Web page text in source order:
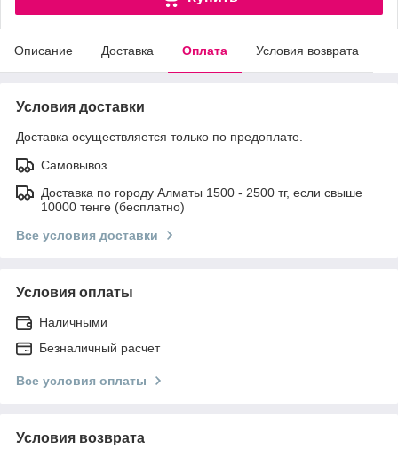
Описание Доставка Оплата Условия возврата
Условия доставки
Доставка осуществляется только по предоплате.
Самовывоз
Доставка по городу Алматы 1500 - 2500 тг, если свыше
10000 тенге (бесплатно)
Все условия доставки
Условия оплаты
Наличными
Безналичный расчет
Все условия оплаты
Условия возврата